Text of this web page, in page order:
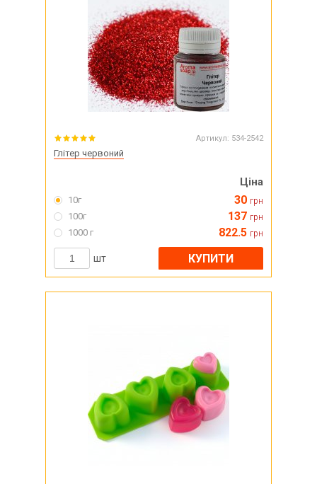
Артикул: 534-2542
Глітер червоний
Ціна
10г 30 грн
100г 137 грн
1000 г 822.5 грн
шт КУПИТИ